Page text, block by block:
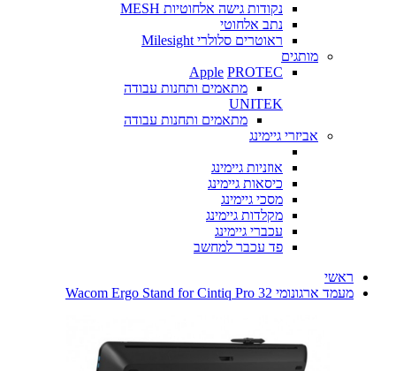
נקודות גישה אלחוטיות MESH
נתב אלחוטי
ראוטרים סלולרי Milesight
מותגים
Apple PROTEC
מתאמים ותחנות עבודה
UNITEK
מתאמים ותחנות עבודה
אביזרי גיימינג
אוזניות גיימינג
כיסאות גיימינג
מסכי גיימינג
מקלדות גיימינג
עכברי גיימינג
פד עכבר למחשב
ראשי
מעמד ארגונומי Wacom Ergo Stand for Cintiq Pro 32